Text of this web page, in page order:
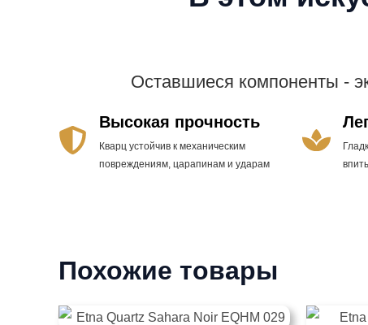
Оставшиеся компоненты -
Высокая прочность
Кварц устойчив к механическим
повреждениям, царапинам и ударам
Похожие товары